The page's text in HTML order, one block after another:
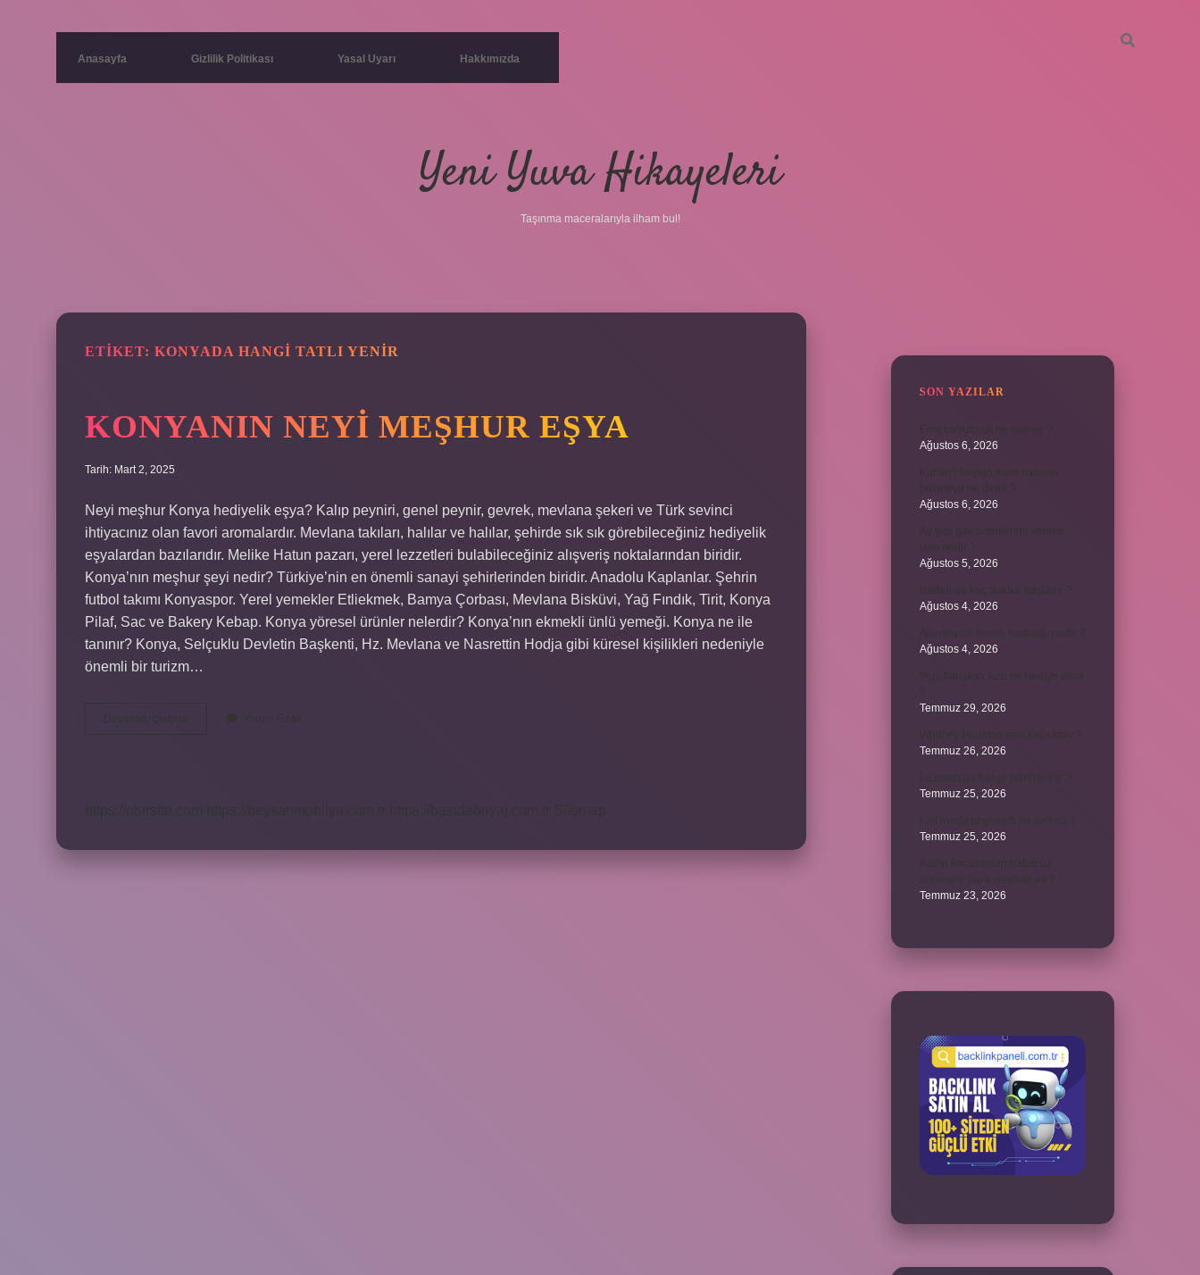
Anasayfa Gizlilik Politikası Yasal Uyarı Hakkımızda
Yeni Yuva Hikayeleri
Taşınma maceralarıyla ilham bul!
ETIKET: KONYADA HANGI TATLI YENIR
KONYANIN NEYI MEŞHUR EŞYA
Tarih: Mart 2, 2025
Neyi meşhur Konya hediyelik eşya? Kalıp peyniri, genel peynir, gevrek, mevlana şekeri ve Türk sevinci
ihtiyacınız olan favori aromalardır. Mevlana takıları, halılar ve halılar, şehirde sık sık görebileceğiniz hediyelik
eşyalardan bazılarıdır. Melike Hatun pazarı, yerel lezzetleri bulabileceğiniz alışveriş noktalarından biridir.
Konya’nın meşhur şeyi nedir? Türkiye’nin en önemli sanayi şehirlerinden biridir. Anadolu Kaplanlar. Şehrin
futbol takımı Konyaspor. Yerel yemekler Etliekmek, Bamya Çorbası, Mevlana Bisküvi, Yağ Fındık, Tirit, Konya
Pilaf, Sac ve Bakery Kebap. Konya yöresel ürünler nelerdir? Konya’nın ekmekli ünlü yemeği. Konya ne ile
tanınır? Konya, Selçuklu Devletin Başkenti, Hz. Mevlana ve Nasrettin Hodja gibi küresel kişilikleri nedeniyle
önemli bir turizm…
SON YAZILAR
Ağustos 6, 2026
Ağustos 6, 2026
Ağustos 5, 2026
Ağustos 4, 2026
Ağustos 4, 2026
Temmuz 29, 2026
Temmuz 26, 2026
Temmuz 25, 2026
Temmuz 25, 2026
Temmuz 23, 2026